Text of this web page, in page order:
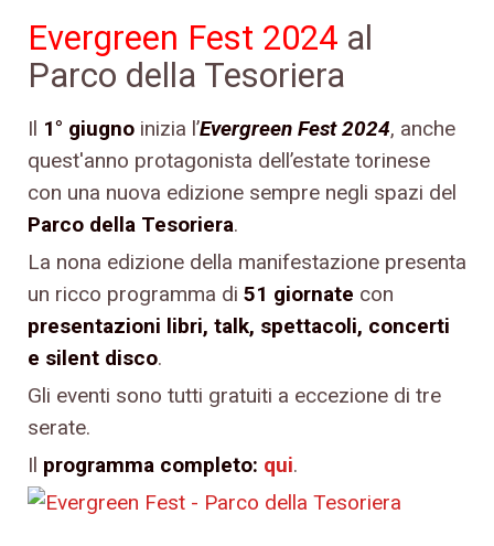
Evergreen Fest 2024 al
Parco della Tesoriera
Il 1° giugno inizia l’Evergreen Fest 2024, anche
quest'anno protagonista dell’estate torinese
con una nuova edizione sempre negli spazi del
Parco della Tesoriera.
La nona edizione della manifestazione presenta
un ricco programma di 51 giornate con
presentazioni libri, talk, spettacoli, concerti
e silent disco.
Gli eventi sono tutti gratuiti a eccezione di tre
serate.
Il programma completo: qui.